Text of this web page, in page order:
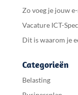
Zo voeg je jouw
Vacature ICT-
Dit is waarom je
Categorieën
Belasting